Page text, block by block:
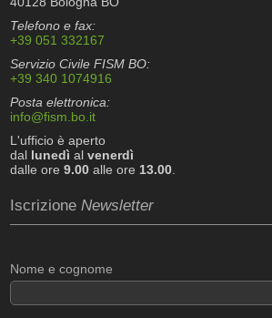
Telefono e fax:
+39 051 332167
Servizio Civile FISM BO:
+39 340 1074916
Posta elettronica:
info@fism.bo.it
L'ufficio è aperto
dal lunedì alvenerdì
dalle ore9.00 alle ore 13.00.
IscrizioneNewsletter
Nome e cognome